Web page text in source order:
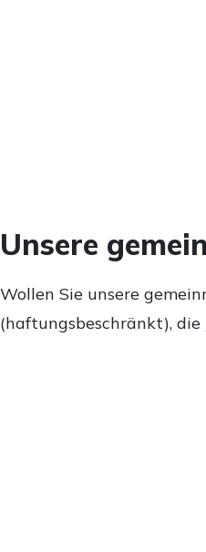
Unsere
Wollen Sie unsere
(haftungsbeschränkt),